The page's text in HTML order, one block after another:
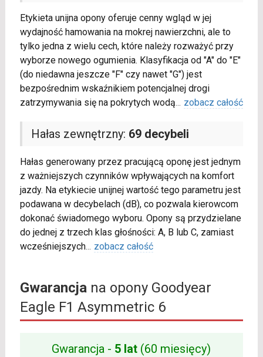
Etykieta unijna opony oferuje cenny wgląd w jej
wydajność hamowania na mokrej nawierzchni, ale to
tylko jedna z wielu cech, które należy rozważyć przy
wyborze nowego ogumienia. Klasyfikacja od "A" do "E"
(do niedawna jeszcze "F" czy nawet "G") jest
bezpośrednim wskaźnikiem potencjalnej drogi
zatrzymywania się na pokrytych wodą... zobacz całość
Hałas zewnętrzny: 69 decybeli
Hałas generowany przez pracującą oponę jest jednym
z ważniejszych czynników wpływających na komfort
jazdy. Na etykiecie unijnej wartość tego parametru jest
podawana w decybelach (dB), co pozwala kierowcom
dokonać świadomego wyboru. Opony są przydzielane
do jednej z trzech klas głośności: A, B lub C, zamiast
wcześniejszych... zobacz całość
Gwarancjana opony Goodyear
Eagle F1 Asymmetric 6
Gwarancja - 5 lat (60 miesięcy)